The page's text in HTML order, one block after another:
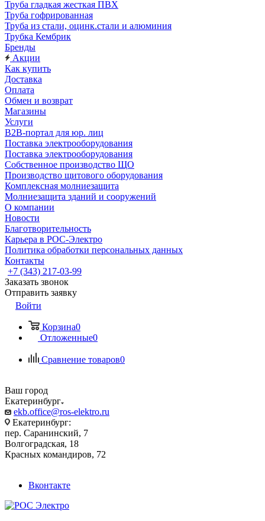
Труба гладкая жесткая ПВХ
Труба гофрированная
Труба из стали, оцинк.стали и алюминия
Трубка Кембрик
Бренды
Акции
Как купить
Доставка
Оплата
Обмен и возврат
Магазины
Услуги
B2B-портал для юр. лиц
Поставка электрооборудования
Поставка электрооборудования
Собственное производство ЩО
Производство щитового оборудования
Комплексная молниезащита
Молниезащита зданий и сооружений
О компании
Новости
Благотворительность
Карьера в РОС-Электро
Политика обработки персональных данных
Контакты
+7 (343) 217-03-99
Заказать звонок
Отправить заявку
Войти
Корзина0
Отложенные0
Сравнение товаров0
Ваш город
Екатеринбург
ekb.office@ros-elektro.ru
Екатеринбург:
пер. Саранинский, 7
Волгоградская, 18
Красных командиров, 72
Вконтакте